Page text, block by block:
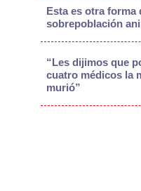
Esta es otra forma
sobrepoblación
“Les dijimos que
cuatro médicos la
murió”